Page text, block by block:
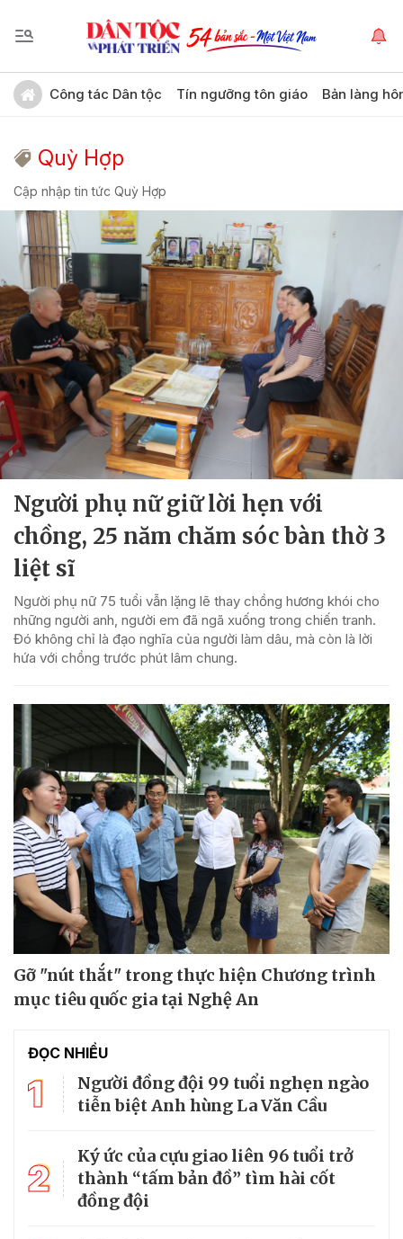
Công tác Dân tộc Tín ngưỡng tôn giáo Bản làng
Quỳ Hợp
Cập nhập tin tức Quỳ Hợp
Người phụ nữ giữ lời hẹn với
chồng, 25 năm chăm sóc bàn thờ 3
liệt sĩ
Người phụ nữ 75 tuổi vẫn lặng lẽ thay chồng hương khói cho
những người anh, người em đã ngã xuống trong chiến tranh.
Đó không chỉ là đạo nghĩa của người làm dâu, mà còn là lời
hứa với chồng trước phút lâm chung.
Gỡ "nút thắt" trong thực hiện Chương trình
mục tiêu quốc gia tại Nghệ An
ĐỌC NHIỀU
1
Người đồng đội 99 tuổi nghẹn ngào
tiễn biệt Anh hùng La Văn Cầu
2
Ký ức của cựu giao liên 96 tuổi trở
thành “tấm bản đồ” tìm hài cốt
đồng đội